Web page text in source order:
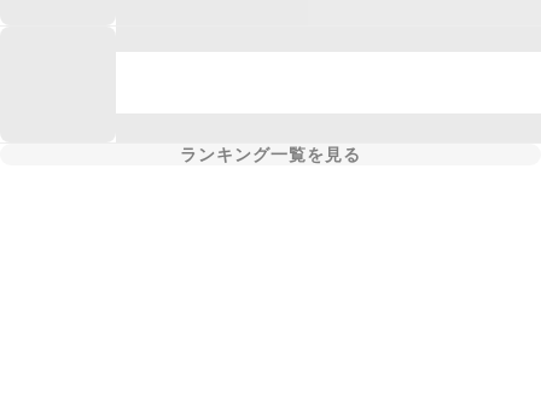
ランキング一覧を見る